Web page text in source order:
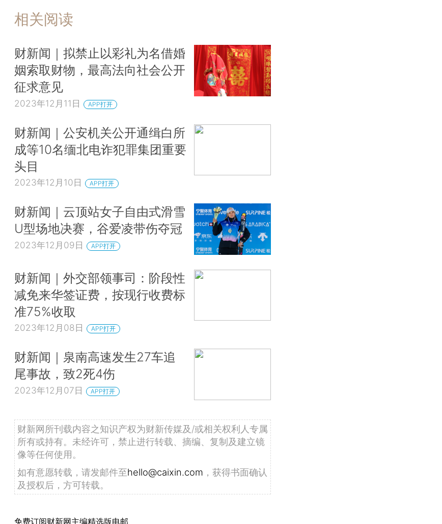
相关阅读
财新闻｜拟禁止以彩礼为名借婚
姻索取财物，最高法向社会公开
征求意见
2023年12月11日 APP打开
财新闻｜公安机关公开通缉白所
成等10名缅北电诈犯罪集团重要
头目
2023年12月10日 APP打开
财新闻｜云顶站女子自由式滑雪
U型场地决赛，谷爱凌带伤夺冠
2023年12月09日 APP打开
财新闻｜外交部领事司：阶段性
减免来华签证费，按现行收费标
准75%收取
2023年12月08日 APP打开
财新闻｜泉南高速发生27车追
尾事故，致2死4伤
2023年12月07日 APP打开
财新网所刊载内容之知识产权为财新传媒及/或相关权利人专属
所有或持有。未经许可，禁止进行转载、摘编、复制及建立镜
像等任何使用。
如有意愿转载，请发邮件至hello@caixin.com ，获得书面确认
及授权后，方可转载。
免费订阅财新网主编精选版电邮